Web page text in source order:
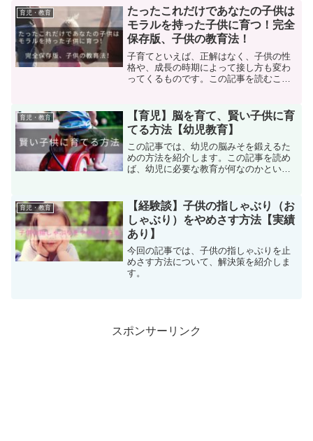
育児・教育
たったこれだけであなたの子供は
モラルを持った子供に育つ！完全
保存版、子供の教育法！
子育てといえば、正解はなく、子供の性
格や、成長の時期によって接し方も変わ
ってくるものです。この記事を読むこと
育児・教育
【育児】脳を育て、賢い子供に育
てる方法【幼児教育】
この記事では、幼児の脳みそを鍛えるた
めの方法を紹介します。この記事を読め
ば、幼児に必要な教育が何なのかという
育児・教育
【経験談】子供の指しゃぶり（お
しゃぶり）をやめさす方法【実績
あり】
今回の記事では、子供の指しゃぶりを止
めさす方法について、解決策を紹介しま
す。
スポンサーリンク